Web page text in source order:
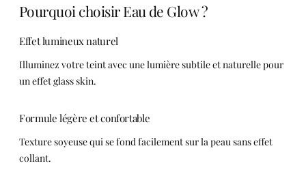
Pourquoi choisir Eau de Glow ?
Effet lumineux naturel
Illuminez votre teint avec une lumière subtile et naturelle pour
un effet glass skin.
Formule légère et confortable
Texture soyeuse qui se fond facilement sur la peau sans effet
collant.